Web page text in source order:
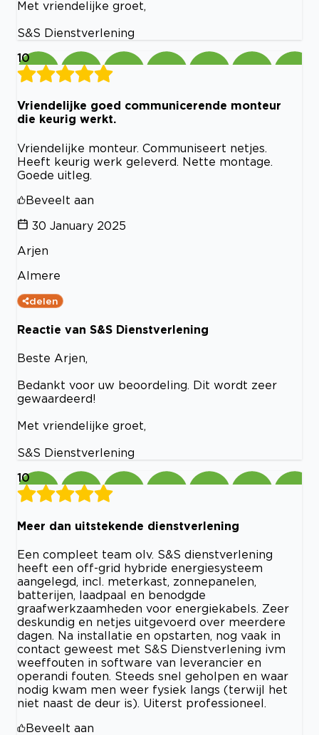
Met vriendelijke groet,
S&S Dienstverlening
10
Vriendelijke goed communicerende monteur
die keurig werkt.
Vriendelijke monteur. Communiseert netjes.
Heeft keurig werk geleverd. Nette montage.
Goede uitleg.
Beveelt aan
30 January 2025
Arjen
Almere
delen
Reactie van S&S Dienstverlening
Beste Arjen,
Bedankt voor uw beoordeling. Dit wordt zeer
gewaardeerd!
Met vriendelijke groet,
S&S Dienstverlening
10
Meer dan uitstekende dienstverlening
Een compleet team olv. S&S dienstverlening
heeft een off-grid hybride energiesysteem
aangelegd, incl. meterkast, zonnepanelen,
batterijen, laadpaal en benodgde
graafwerkzaamheden voor energiekabels. Zeer
deskundig en netjes uitgevoerd over meerdere
dagen. Na installatie en opstarten, nog vaak in
contact geweest met S&S Dienstverlening ivm
weeffouten in software van leverancier en
operandi fouten. Steeds snel geholpen en waar
nodig kwam men weer fysiek langs (terwijl het
niet naast de deur is). Uiterst professioneel.
Beveelt aan